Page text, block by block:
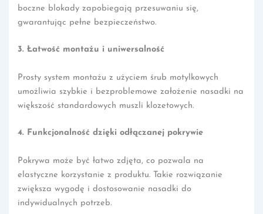
boczne blokady zapobiegają przesuwaniu się,
gwarantując pełne bezpieczeństwo.
3. Łatwość montażu i uniwersalność
Prosty system montażu z użyciem śrub motylkowych
umożliwia szybkie i bezproblemowe założenie nasadki na
większość standardowych muszli klozetowych.
4. Funkcjonalność dzięki odłączanej pokrywie
Pokrywa może być łatwo zdjęta, co pozwala na
elastyczne korzystanie z produktu. Takie rozwiązanie
zwiększa wygodę i dostosowanie nasadki do
indywidualnych potrzeb.